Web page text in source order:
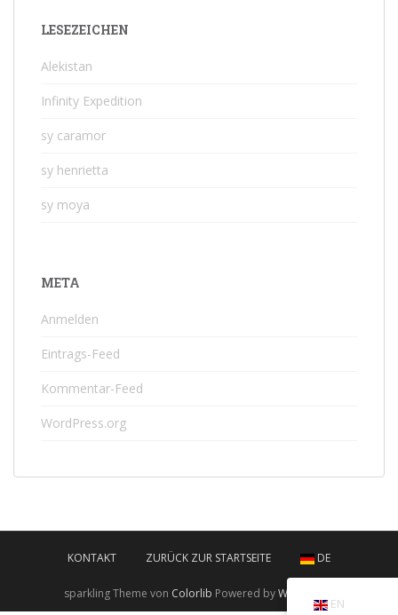
LESEZEICHEN
Alekistan
Infinity Expedition
sy caramor
sy henrietta
sy moya
META
Anmelden
Eintrags-Feed
Kommentar-Feed
WordPress.org
KONTAKT ZURÜCK ZUR STARTSEITE DE
EN
sparkling Theme von Colorlib Powered byWordPress